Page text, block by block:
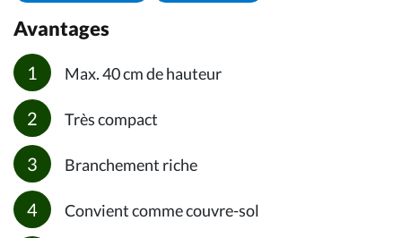
Avantages
Max. 40 cm de hauteur
Très compact
Branchement riche
Convient comme couvre-sol